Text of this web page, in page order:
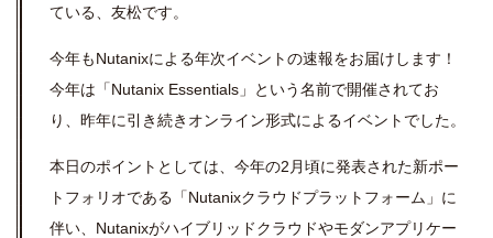
ている、友松です。
今年もNutanixによる年次イベントの速報をお届けします！
今年は「Nutanix Essentials」という名前で開催されてお
り、昨年に引き続きオンライン形式によるイベントでした。
本日のポイントとしては、今年の2月頃に発表された新ポー
トフォリオである「Nutanixクラウドプラットフォーム」に
伴い、Nutanixがハイブリッドクラウドやモダンアプリケー